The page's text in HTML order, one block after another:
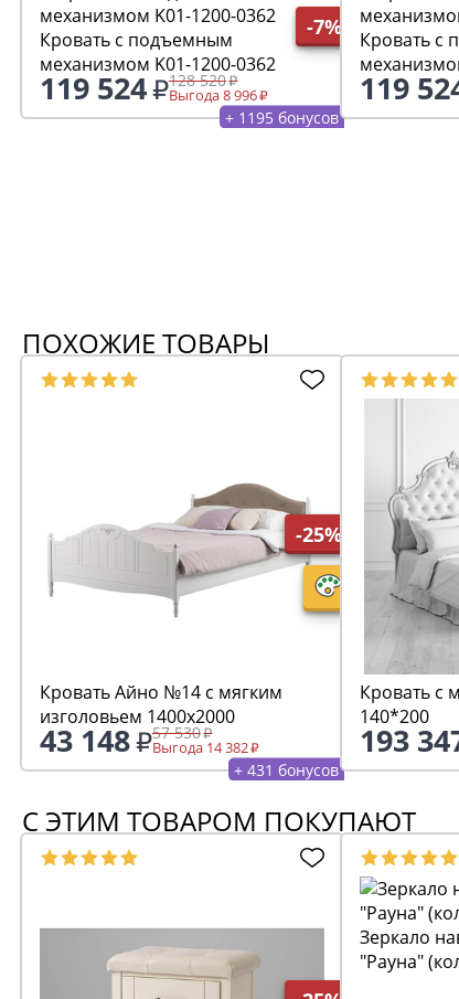
-7%
Кровать с подъемным
механизмом K01-1200-0362
119 524 128 520
Выгода 8 996
+ 1195 бонусов
Кровать с
119
ПОХОЖИЕ ТОВАРЫ
-25%
Кровать Айно №14 с мягким
изголовьем 1400х2000
43 148 57 530
Выгода 14 382
+ 431 бонусов
Кровать с
140*200
193
С ЭТИМ ТОВАРОМ ПОКУПАЮТ
Зеркало
"Рауна"